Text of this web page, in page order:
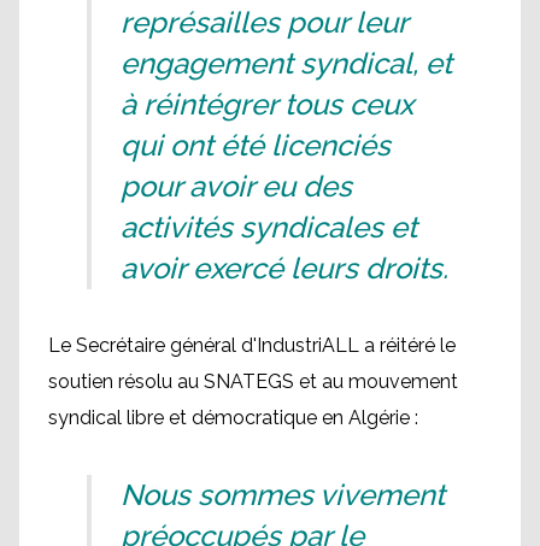
représailles pour leur
engagement syndical, et
à réintégrer tous ceux
qui ont été licenciés
pour avoir eu des
activités syndicales et
avoir exercé leurs droits.
Le Secrétaire général d'IndustriALL a réitéré le
soutien résolu au SNATEGS et au mouvement
syndical libre et démocratique en Algérie :
Nous sommes vivement
préoccupés par le